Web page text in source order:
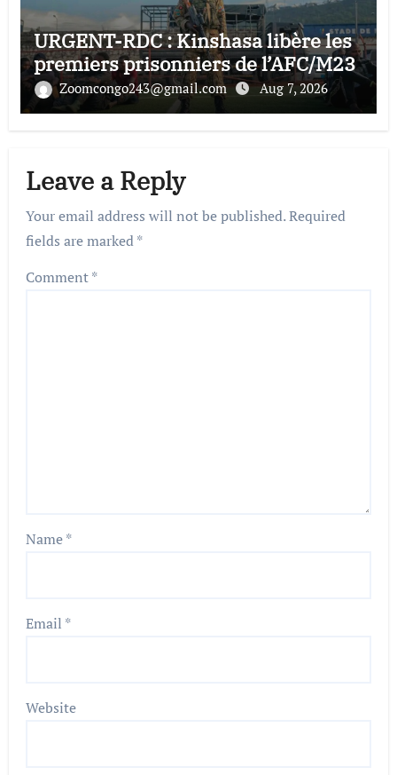
URGENT-RDC : Kinshasa libère les
premiers prisonniers de l’AFC/M23
Zoomcongo243@gmail.com Aug 7, 2026
Leave a Reply
Your email address will not be published.Required
fields are marked*
Comment*
Name*
Email *
Website